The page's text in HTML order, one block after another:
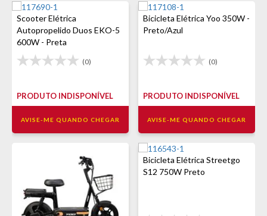
Scooter Elétrica
Autopropelido Duos EKO-5
600W - Preta
(0)
PRODUTO INDISPONÍVEL
AVISE-ME QUANDO CHEGAR
Bicicleta Elétrica Yoo 350W -
Preto/Azul
(0)
PRODUTO INDISPONÍVEL
AVISE-ME QUANDO CHEGAR
Bicicleta Elétrica Streetgo
S12 750W Preto